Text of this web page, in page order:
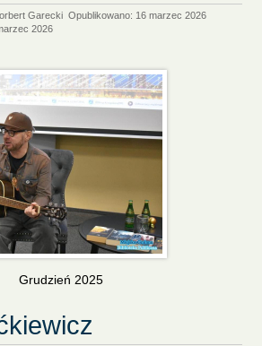
Garecki Opublikowano: 16 marzec 2026
2026
Grudzień 2025